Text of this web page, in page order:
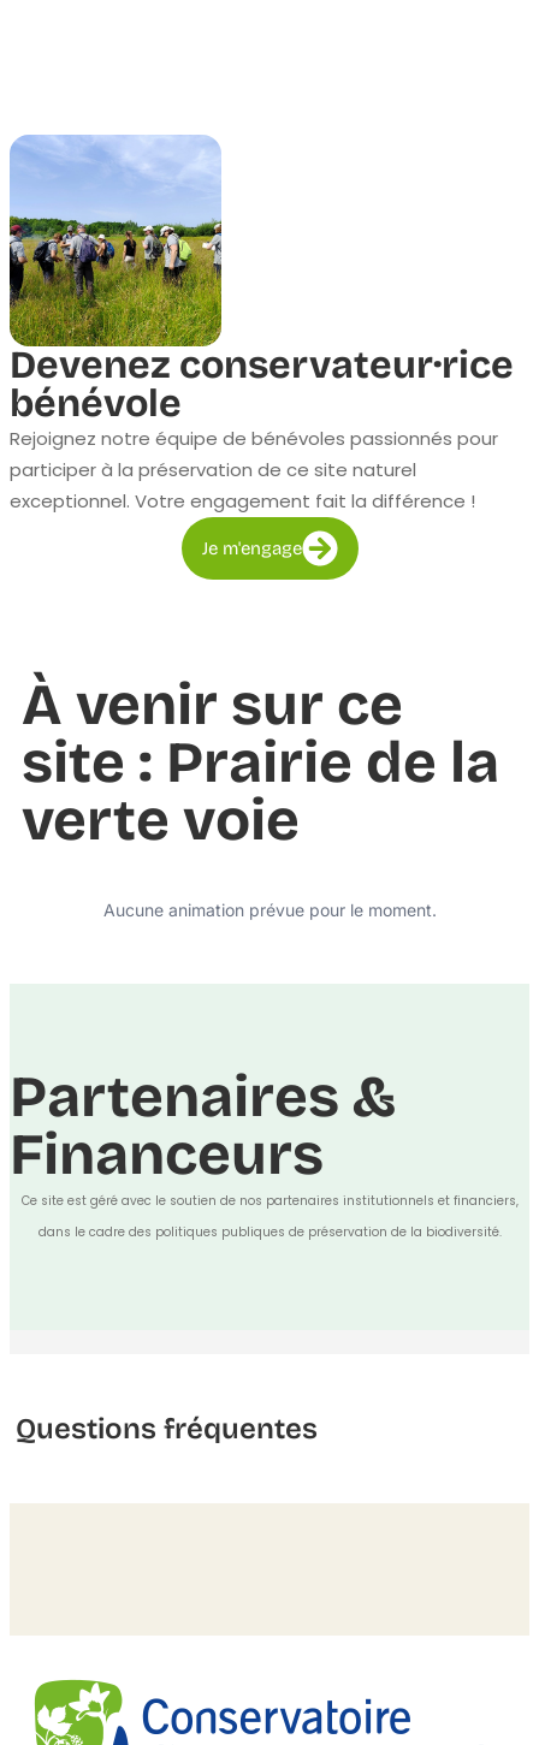
Devenez conservateur·rice
bénévole
Rejoignez notre équipe de bénévoles passionnés pour
participer à la préservation de ce site naturel
exceptionnel. Votre engagement fait la différence !
Je m'engage
À venir sur ce
site : Prairie de la
verte voie
Aucune animation prévue pour le moment.
Partenaires &
Financeurs
Ce site est géré avec le soutien de nos partenaires institutionnels et financiers,
dans le cadre des politiques publiques de préservation de la biodiversité.
Questions fréquentes